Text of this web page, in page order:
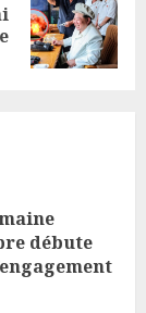
débute